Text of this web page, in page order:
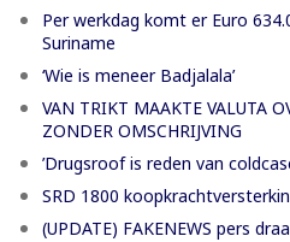
Per werkdag komt er Euro
Suriname
‘Wie is meneer Badjalala’
VAN TRIKT MAAKTE VALUTA
ZONDER OMSCHRIJVING
’Drugsroof is reden van
SRD 1800
(UPDATE) FAKENEWS pers